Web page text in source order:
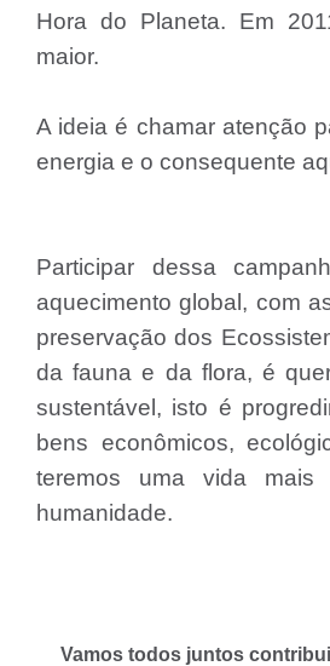
Hora do Planeta. Em
maior.
A ideia é chamar atenção
energia e o consequente
Participar dessa
aquecimento global, com
preservação dos
da fauna e da flora, é
sustentável, isto é
bens econômicos,
teremos uma vida
humanidade.
Vamos todos juntos